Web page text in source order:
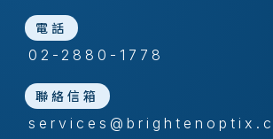
電話
02-2880-1778
聯絡信箱